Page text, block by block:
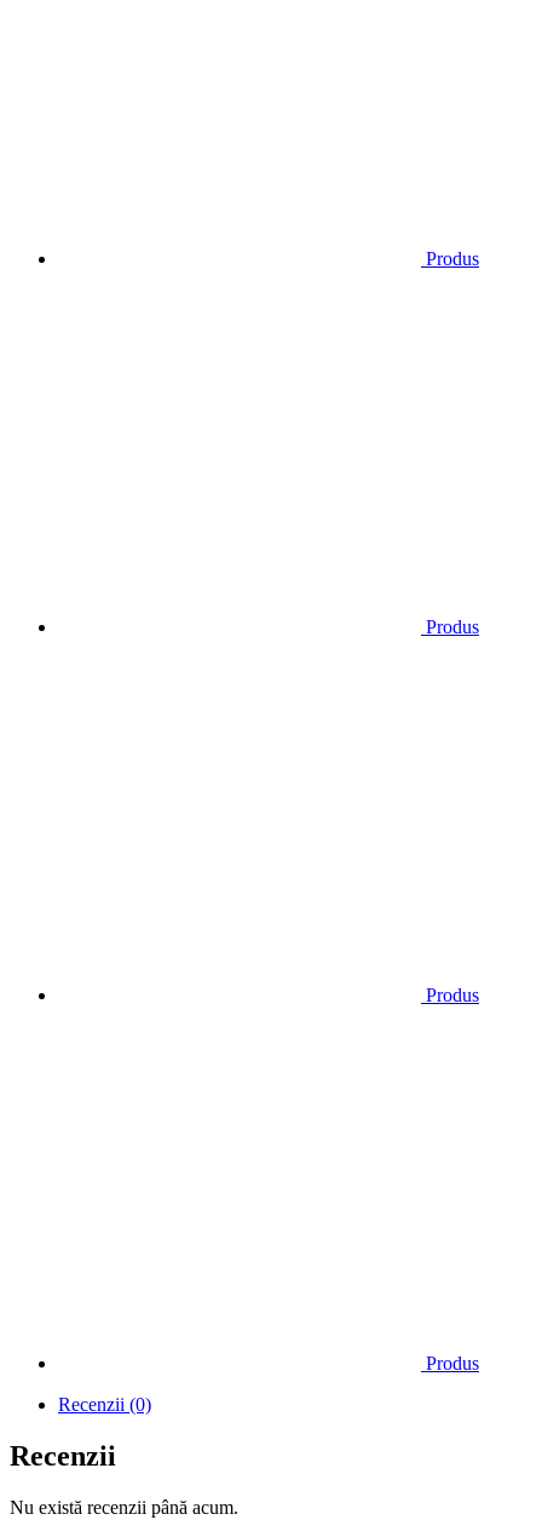
Produs
Produs
Produs
Produs
Recenzii (0)
Recenzii
Nu există recenzii până acum.